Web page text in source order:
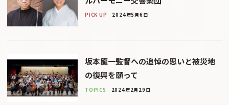
PICK UP 2024年5月6日
坂本龍一監督への追悼の思いと被災地
の復興を願って
TOPICS 2024年2月29日